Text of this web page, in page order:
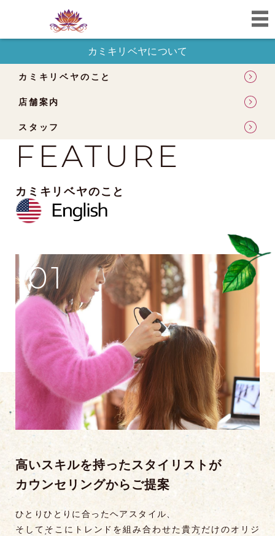
カミキリベヤについて
カミキリベヤのこと
店舗案内
スタッフ
FEATURE
カミキリベヤのこと
01
高いスキルを持ったスタイリストが
カウンセリングからご提案
ひとりひとりに合ったヘアスタイル、
そしてそこにトレンドを組み合わせた貴方だけのオリジ